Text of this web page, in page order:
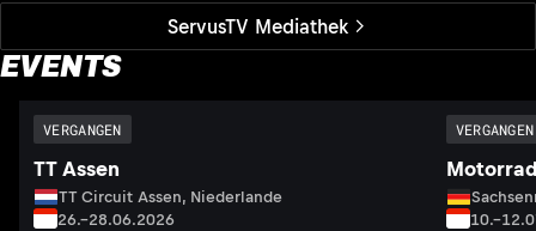
ServusTV Mediathek
EVENTS
VERGANGEN
TT Assen
TT Circuit Assen, Niederlande
26.–28.06.2026
VERGANGEN